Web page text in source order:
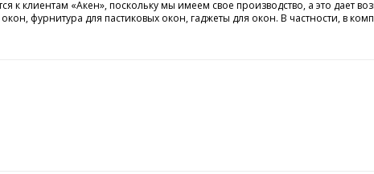
клиентам «Акен», поскольку мы имеем свое производство, а это
фурнитура для пастиковых окон, гаджеты для окон. В частности, в